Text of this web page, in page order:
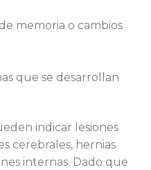
memoria o cambios
que se desarrollan
indicar lesiones
cerebrales, hernias
internas. Dado que